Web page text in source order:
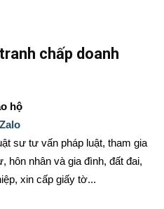
chấp doanh
hộ
sư tư vấn pháp luật, tham gia
hôn nhân và gia đình, đất đai,
xin cấp giấy tờ...